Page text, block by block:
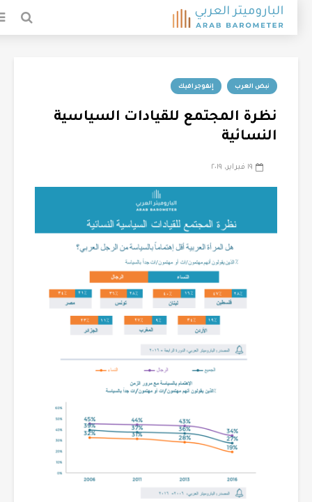
نبض العرب إنفوجرافيك
نظرة المجتمع للقيادات السياسية
النسائية
١٩ فبراير، ٢٠١٩